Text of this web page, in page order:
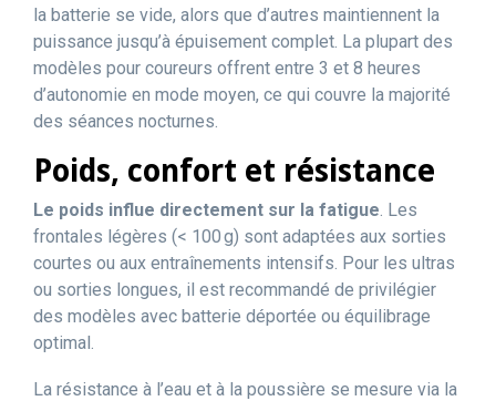
la batterie se vide, alors que d’autres maintiennent la
puissance jusqu’à épuisement complet. La plupart des
modèles pour coureurs offrent entre 3 et 8 heures
d’autonomie en mode moyen, ce qui couvre la majorité
des séances nocturnes.
Poids, confort et résistance
Le poids influe directement sur la fatigue. Les
frontales légères (< 100 g) sont adaptées aux sorties
courtes ou aux entraînements intensifs. Pour les ultras
ou sorties longues, il est recommandé de privilégier
des modèles avec batterie déportée ou équilibrage
optimal.
La résistance à l’eau et à la poussière se mesure via la